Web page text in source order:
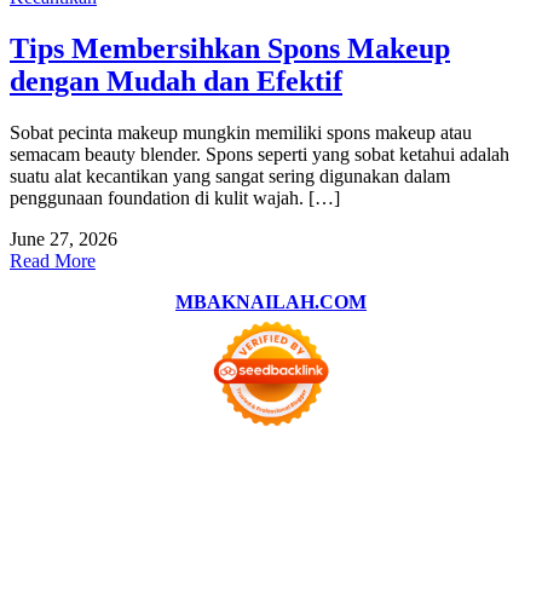
Tips Membersihkan Spons Makeup
dengan Mudah dan Efektif
Sobat pecinta makeup mungkin memiliki spons makeup atau
semacam beauty blender. Spons seperti yang sobat ketahui adalah
suatu alat kecantikan yang sangat sering digunakan dalam
penggunaan foundation di kulit wajah. […]
June 27, 2026
Read More
MBAKNAILAH.COM